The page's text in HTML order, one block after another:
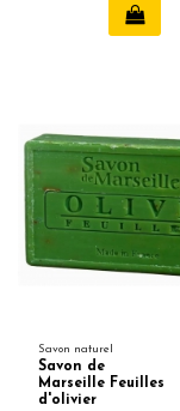
Savon naturel
Savon de
Marseille Feuilles
d'olivier